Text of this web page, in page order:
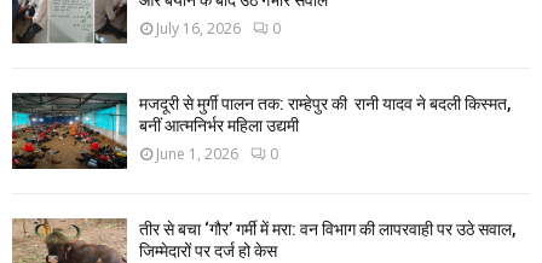
July 16, 2026 0
मजदूरी से मुर्गी पालन तक: राम्हेपुर की रानी यादव ने बदली किस्मत,
बनीं आत्मनिर्भर महिला उद्यमी
June 1, 2026 0
तीर से बचा ‘गौर’ गर्मी में मरा: वन विभाग की लापरवाही पर उठे सवाल,
जिम्मेदारों पर दर्ज हो केस